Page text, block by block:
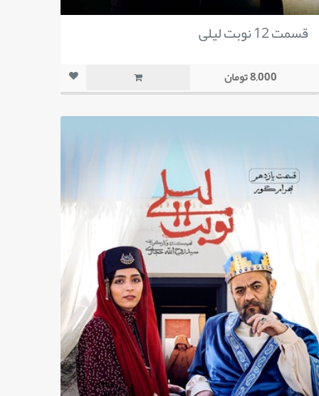
قسمت 12 نوبت لیلی
8,000 تومان